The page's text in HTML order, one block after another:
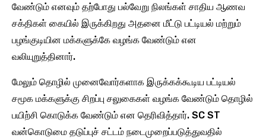
வேண்டும் எனவும் தற்போது பல்வேறு நிலங்கள் சாதிய ஆணவ
சக்திகள் கையில் இருக்கிறது அதனை மீட்டு பட்டியல் மற்றும்
பழங்குடியின மக்களுக்கே வழங்க வேண்டும் என
வலியுறுத்தினார்.
மேலும் தொழில் முனைவோர்களாக இருக்கக்கூடிய பட்டியல்
சமூக மக்களுக்கு சிறப்பு சலுகைகள் வழங்க வேண்டும் தொழில்
பயிற்சி கொடுக்க வேண்டும் என தெரிவித்தார். SC ST
வன்கொடுமை தடுப்புச் சட்டம் நடைமுறைப்படுத்துவதில்